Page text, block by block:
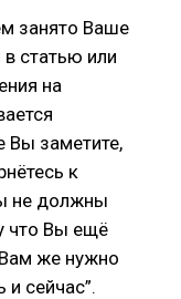
занято Ваше
статью или
на
Вы заметите,
к
не должны
что Вы ещё
же нужно
и сейчас”.